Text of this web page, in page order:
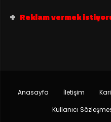
Reklam vermek
Anasayfa İletişim
Kullanıcı